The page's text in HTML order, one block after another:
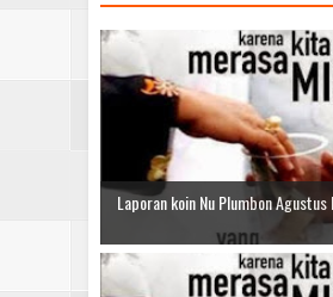
Laporan koin Nu Plumbon Agustus